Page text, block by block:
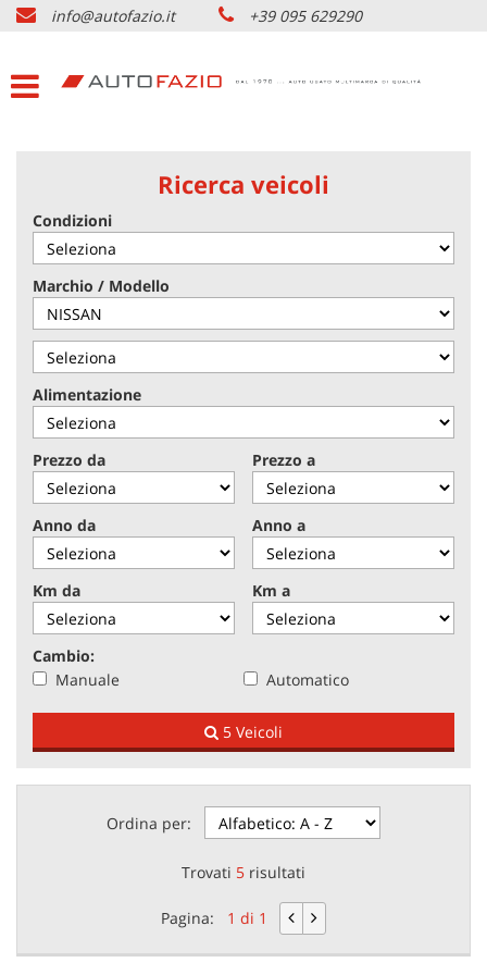
HOME
LISTA VEICOLI USATO
SERVIZI & PARTNERS
NOLEGGIO AUTO CATANIA
AZIENDA
DOVE SIAMO
CONTATTI
NEWS
AREA COMMERCIANTI
info@autofazio.it +39 095 629290
Ricerca veicoli
Condizioni
Marchio / Modello
Alimentazione
Prezzo da Prezzo a
Anno da Anno a
Km da Km a
Cambio:
Manuale
Automatico
5 Veicoli
Ordina per:
Trovati 5 risultati
Pagina: 1 di 1
preferenze
di
pannello
ti
consente
di
esprimere
tue
preferenze
di
consenso
alle
tecnologie
di
tracciamento
che
adottiamo
per
offrire
le
funzionalità
e
svolgere
le
attività
seguito
funzionamento